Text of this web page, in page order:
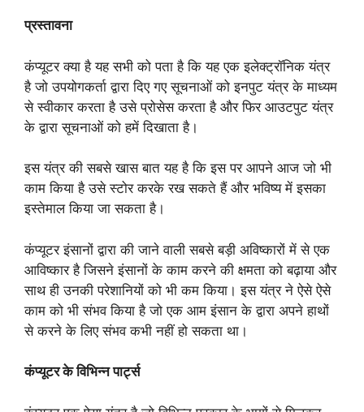
प्रस्तावना
कंप्यूटर क्या है यह सभी को पता है कि यह एक इलेक्ट्रॉनिक यंत्र
है जो उपयोगकर्ता द्वारा दिए गए सूचनाओं को इनपुट यंत्र के माध्यम
से स्वीकार करता है उसे प्रोसेस करता है और फिर आउटपुट यंत्र
के द्वारा सूचनाओं को हमें दिखाता है।
इस यंत्र की सबसे खास बात यह है कि इस पर आपने आज जो भी
काम किया है उसे स्टोर करके रख सकते हैं और भविष्य में इसका
इस्तेमाल किया जा सकता है।
कंप्यूटर इंसानों द्वारा की जाने वाली सबसे बड़ी अविष्कारों में से एक
आविष्कार है जिसने इंसानों के काम करने की क्षमता को बढ़ाया और
साथ ही उनकी परेशानियों को भी कम किया। इस यंत्र ने ऐसे ऐसे
काम को भी संभव किया है जो एक आम इंसान के द्वारा अपने हाथों
से करने के लिए संभव कभी नहीं हो सकता था।
कंप्यूटर के विभिन्न पार्ट्स